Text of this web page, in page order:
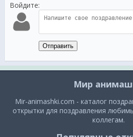
Войдите:
Отправить
Мир
Mir-animashki.com - каталог
открытки для поздравления
коллегам.